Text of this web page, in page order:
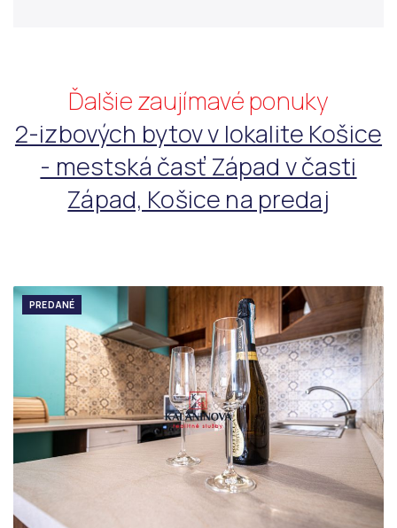
Ďalšie zaujímavé ponuky
2-izbových bytov v lokalite Košice
- mestská časť Západ v časti
Západ, Košice na predaj
PREDANÉ